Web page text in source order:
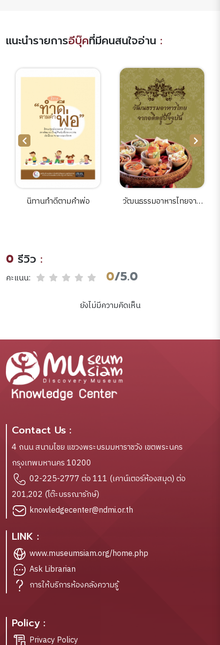
แนะนำรายการอีบุ๊คที่มีคนสนใจอ่าน :
นิทานทำดีตามคำพ่อ
วัฒนธรรมอาหารไทยจาก
0 รีวิว :
คะแนน: 0/5.0
ยังไม่มีความคิดเห็น
Contact Us :
4 ถนน สนามไชย แขวงพระบรมมหาราชวัง เขตพระนคร
กรุงเทพมหานคร 10200
02-225-2777 ต่อ 111 (เคาน์เตอร์ห้องสมุด) ต่อ
201,202 (โต๊ะบรรณารักษ์)
knowledgecenter@ndmi.or.th
LINK :
www.museumsiam.org/home.php
Ask Librarian
การให้บริการห้องคลังความรู้
Policy :
Privacy Policy